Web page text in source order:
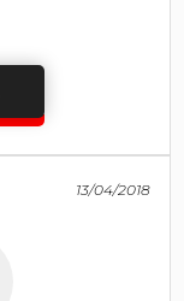
13/04/2018